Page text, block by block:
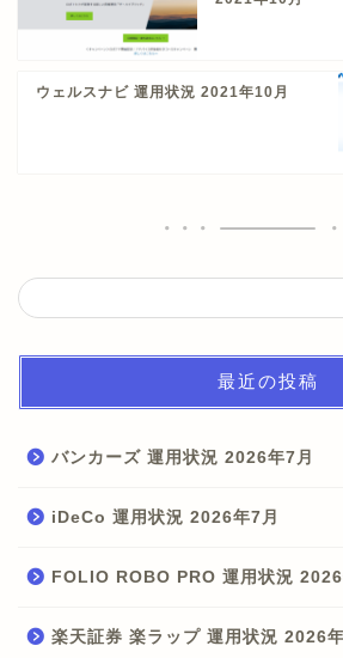
ウェルスナビ 運用状況 2021年10月
最近の投稿
バンカーズ 運用状況 2026年7月
iDeCo 運用状況 2026年7月
FOLIO ROBO PRO 運用状況 2026
楽天証券 楽ラップ 運用状況 2026